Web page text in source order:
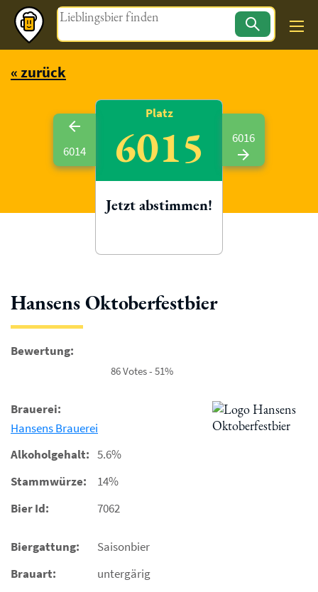
Magazin
« zurück
Hansens Oktoberfestbier
Bewertung:
86 Votes - 51%
Brauerei:
Hansens Brauerei
Alkoholgehalt: 5.6%
Stammwürze:
14%
Bier Id:
7062
Biergattung:
Saisonbier
Brauart:
untergärig
6014
Platz
6015
Jetzt abstimmen!
6016